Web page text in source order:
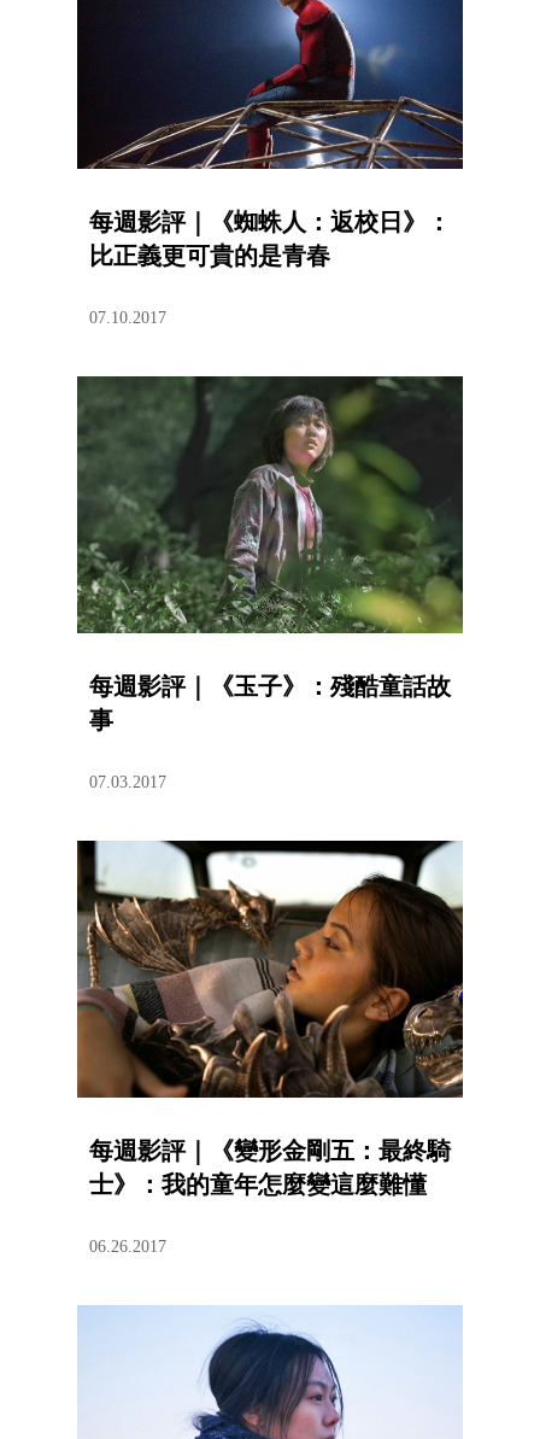
每週影評｜《蜘蛛人：返校日》：
比正義更可貴的是青春
07.10.2017
每週影評｜《玉子》：殘酷童話故
事
07.03.2017
每週影評｜《變形金剛五：最終騎
士》：我的童年怎麼變這麼難懂
06.26.2017